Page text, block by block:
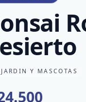
JARDIN Y MASCOTAS